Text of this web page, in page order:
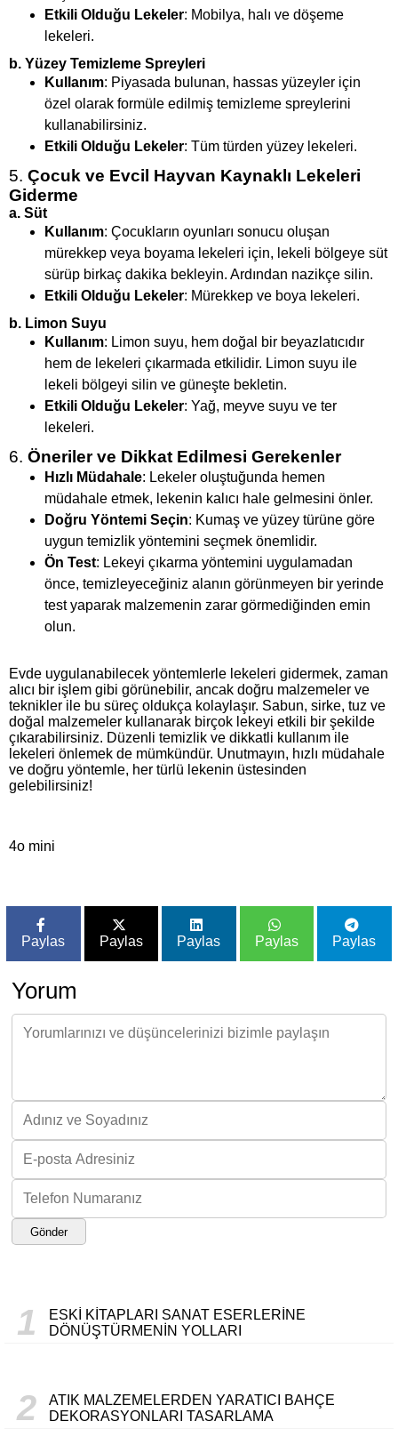
Etkili Olduğu Lekeler: Mobilya, halı ve döşeme
lekeleri.
b. Yüzey Temizleme Spreyleri
Kullanım: Piyasada bulunan, hassas yüzeyler için
özel olarak formüle edilmiş temizleme spreylerini
kullanabilirsiniz.
Etkili Olduğu Lekeler: Tüm türden yüzey lekeleri.
5. Çocuk ve Evcil Hayvan Kaynaklı Lekeleri
Giderme
a. Süt
Kullanım: Çocukların oyunları sonucu oluşan
mürekkep veya boyama lekeleri için, lekeli bölgeye süt
sürüp birkaç dakika bekleyin. Ardından nazikçe silin.
Etkili Olduğu Lekeler: Mürekkep ve boya lekeleri.
b. Limon Suyu
Kullanım: Limon suyu, hem doğal bir beyazlatıcıdır
hem de lekeleri çıkarmada etkilidir. Limon suyu ile
lekeli bölgeyi silin ve güneşte bekletin.
Etkili Olduğu Lekeler: Yağ, meyve suyu ve ter
lekeleri.
6. Öneriler ve Dikkat Edilmesi Gerekenler
Hızlı Müdahale: Lekeler oluştuğunda hemen
müdahale etmek, lekenin kalıcı hale gelmesini önler.
Doğru Yöntemi Seçin: Kumaş ve yüzey türüne göre
uygun temizlik yöntemini seçmek önemlidir.
Ön Test: Lekeyi çıkarma yöntemini uygulamadan
önce, temizleyeceğiniz alanın görünmeyen bir yerinde
test yaparak malzemenin zarar görmediğinden emin
olun.
Evde uygulanabilecek yöntemlerle lekeleri gidermek, zaman
alıcı bir işlem gibi görünebilir, ancak doğru malzemeler ve
teknikler ile bu süreç oldukça kolaylaşır. Sabun, sirke, tuz ve
doğal malzemeler kullanarak birçok lekeyi etkili bir şekilde
çıkarabilirsiniz. Düzenli temizlik ve dikkatli kullanım ile
lekeleri önlemek de mümkündür. Unutmayın, hızlı müdahale
ve doğru yöntemle, her türlü lekenin üstesinden
gelebilirsiniz!
4o mini
Paylas Paylas Paylas Paylas Paylas
Yorum
Gönder
1
ESKI KITAPLARI SANAT ESERLERINE
DÖNÜŞTÜRMENIN YOLLARI
2
ATIK MALZEMELERDEN YARATICI BAHÇE
DEKORASYONLARI TASARLAMA